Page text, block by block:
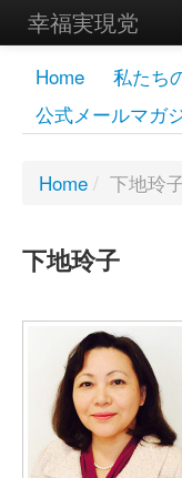
幸福実現党
メンバーズペー
党員
幸福の科学グル
Home 私たち
公式メールマガ
Home / 下地玲
下地玲子